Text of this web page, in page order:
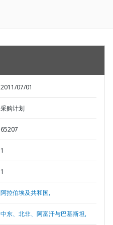
2011/07/01
采购计划
65207
1
1
阿拉伯埃及共和国,
中东、北非、阿富汗与巴基斯坦,